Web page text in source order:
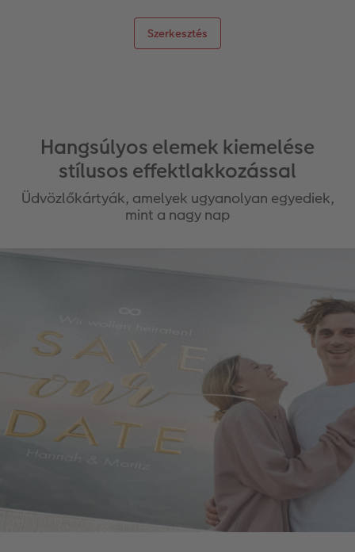
Szerkesztés
Hangsúlyos elemek kiemelése
stílusos effektlakkozással
Üdvözlőkártyák, amelyek ugyanolyan egyediek,
mint a nagy nap